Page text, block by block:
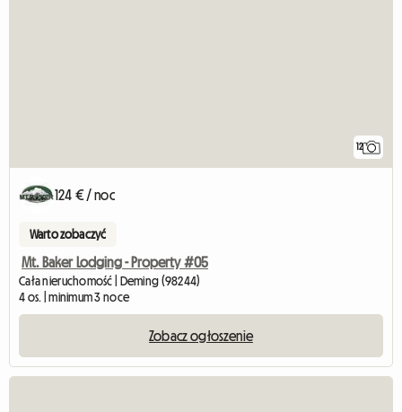
12
124 € / noc
Warto zobaczyć
Mt. Baker Lodging - Property #05
Cała nieruchomość | Deming (98244)
4 os. | minimum 3 noce
Zobacz ogłoszenie